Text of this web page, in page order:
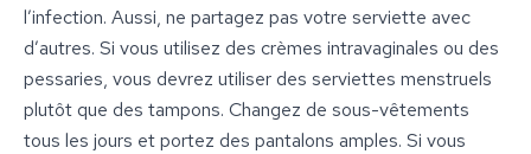
l’infection. Aussi, ne partagez pas votre serviette avec
d’autres. Si vous utilisez des crèmes intravaginales ou des
pessaries, vous devrez utiliser des serviettes menstruels
plutôt que des tampons. Changez de sous-vêtements
tous les jours et portez des pantalons amples. Si vous